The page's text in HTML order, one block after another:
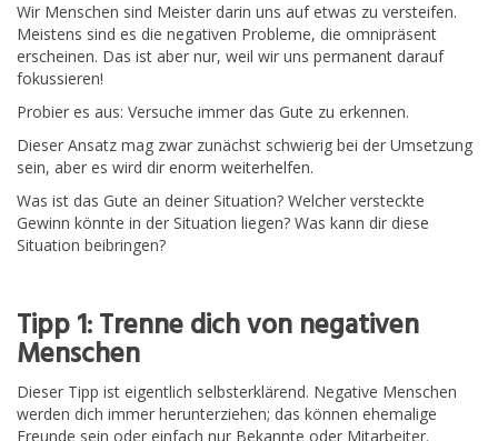
Wir Menschen sind Meister darin uns auf etwas zu versteifen.
Meistens sind es die negativen Probleme, die omnipräsent
erscheinen. Das ist aber nur, weil wir uns permanent darauf
fokussieren!
Probier es aus: Versuche immer das Gute zu erkennen.
Dieser Ansatz mag zwar zunächst schwierig bei der Umsetzung
sein, aber es wird dir enorm weiterhelfen.
Was ist das Gute an deiner Situation? Welcher versteckte
Gewinn könnte in der Situation liegen? Was kann dir diese
Situation beibringen?
Tipp 1: Trenne dich von negativen
Menschen
Dieser Tipp ist eigentlich selbsterklärend. Negative Menschen
werden dich immer herunterziehen; das können ehemalige
Freunde sein oder einfach nur Bekannte oder Mitarbeiter.